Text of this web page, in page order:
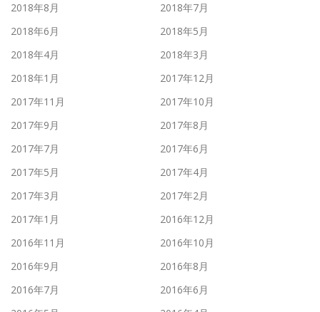
2018年8月
2018年7月
2018年6月
2018年5月
2018年4月
2018年3月
2018年1月
2017年12月
2017年11月
2017年10月
2017年9月
2017年8月
2017年7月
2017年6月
2017年5月
2017年4月
2017年3月
2017年2月
2017年1月
2016年12月
2016年11月
2016年10月
2016年9月
2016年8月
2016年7月
2016年6月